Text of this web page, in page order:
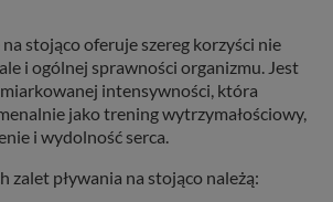
na stojąco oferuje szereg korzyści nie
i ogólnej sprawności organizmu. Jest
intensywności, która
jako trening wytrzymałościowy,
i wydolność serca.
zalet pływania na stojąco należą: